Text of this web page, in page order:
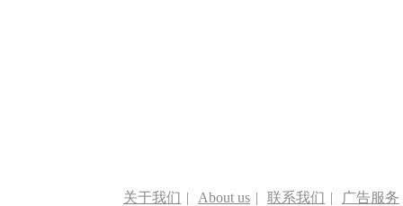
关于我们 | About us | 联系我们 | 广告服务